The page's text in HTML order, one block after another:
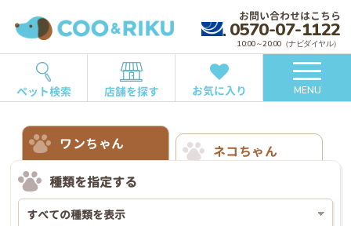
お問い合わせはこちら
0570-07-1122
10:00～20:00（ナビダイヤル）
ペット検索 店舗を探す お気に入り MENU
ワンちゃん
ネコちゃん
種類を指定する